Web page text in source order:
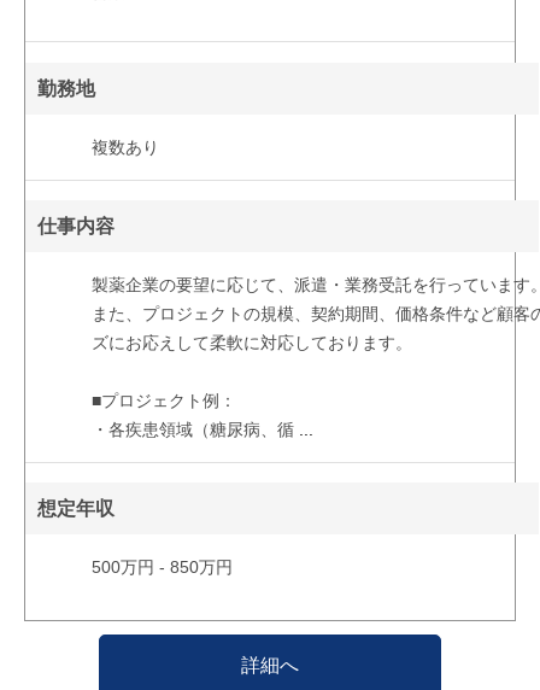
勤務地
複数あり
仕事内容
製薬企業の要望に応じて、派遣・業務受託を行っています
また、プロジェクトの規模、契約期間、価格条件など顧客
ズにお応えして柔軟に対応しております。
■プロジェクト例：
・各疾患領域（糖尿病、循
想定年収
500万円 - 850万円
詳細へ